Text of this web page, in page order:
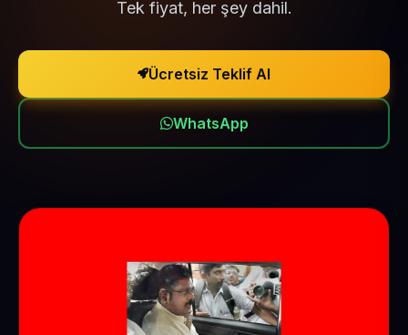
Tek fiyat, her şey dahil.
Ücretsiz Teklif Al
WhatsApp